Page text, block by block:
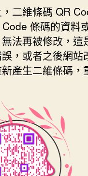
二維條碼 QR
條碼的資料
法再被修改，這
，或者之後網
產生二維條碼，